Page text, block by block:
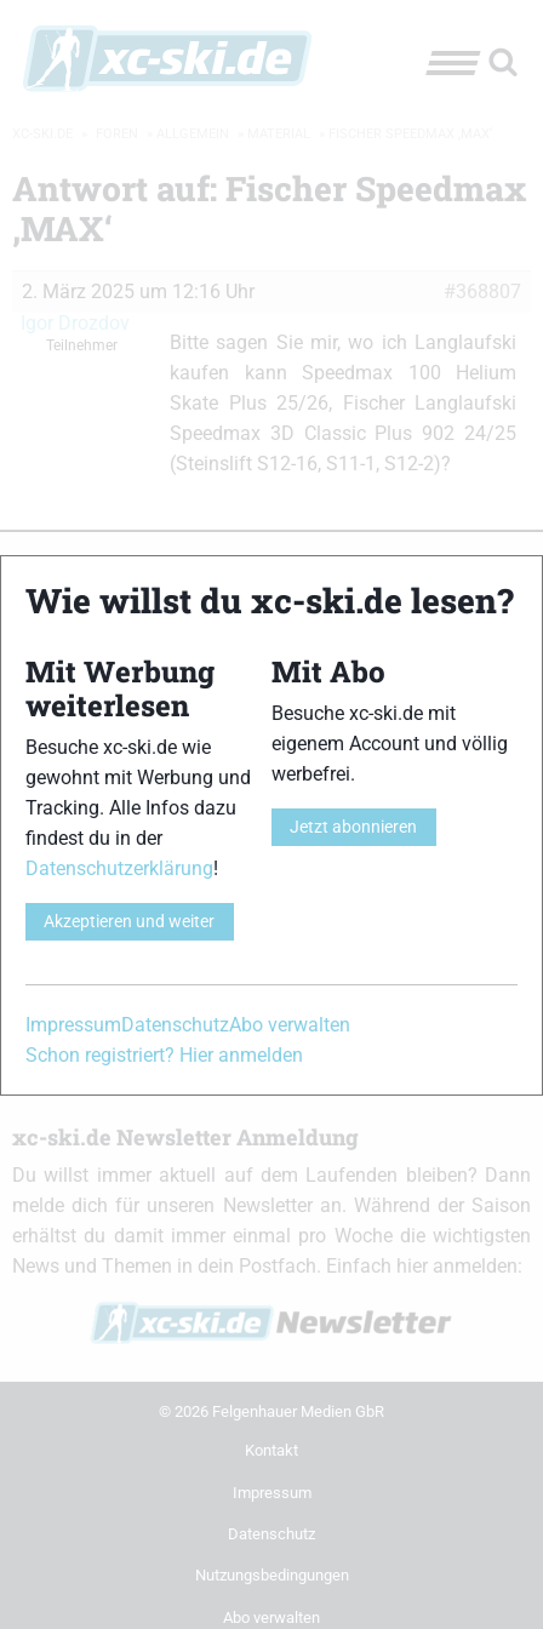
Antwort auf: Fischer Speedmax
,MAX‘
2. März 2025 um 12:16 Uhr
#368807
Igor Drozdov
Teilnehmer
Bitte sagen Sie mir, wo ich Langlaufski
kaufen kann Speedmax 100 Helium
Skate Plus 25/26, Fischer Langlaufski
Speedmax 3D Classic Plus 902 24/25
(Steinslift S12-16, S11-1, S12-2)?
News aus dem Skilanglauf, Biathlon und der Nordischen
und allem was du sonst noch über deine Lieblingssportarten
wissen solltest.
ObSkilanglauf -Anfänger oder Profi-Sportler, wir haben
immer ein offenes Ohr für dich! Du kannst uns jederzeit über
dasKontaktformular erreichen.
Partner
xc-ski.de in Social Media
instagramfacebookspotify x
xc-ski.de Newsletter Anmeldung
Du willst immer aktuell auf dem Laufenden bleiben? Dann
melde dich für unseren Newsletter an. Während der Saison
erhältst du damit immer einmal pro Woche die wichtigsten
News und Themen in dein Postfach. Einfach hier anmelden:
© 2026 Felgenhauer Medien GbR
Kontakt
Impressum
Datenschutz
Nutzungsbedingungen
Abo verwalten
Wie willst du xc-ski.de lesen?
Mit Werbung
weiterlesen
Besuche xc-ski.de wie
gewohnt mit Werbung und
Tracking. Alle Infos dazu
findest du in der
Datenschutzerklärung!
Akzeptieren und weiter
Mit Abo
Besuche xc-ski.de mit
eigenem Account und völlig
werbefrei.
Jetzt abonnieren
ImpressumDatenschutzAbo verwalten
Schon registriert? Hier anmelden